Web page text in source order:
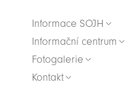
Informace SOJH
Informační centrum
Fotogalerie
Kontakt